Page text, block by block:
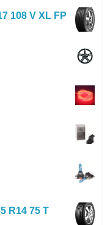
108 V XL FP
R14 75 T